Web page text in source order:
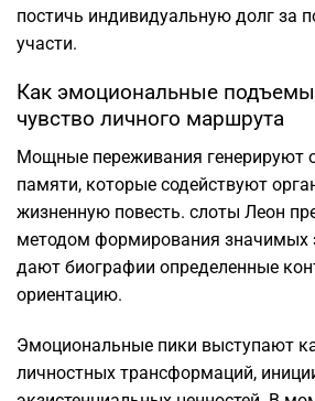
постичь индивидуальную долг за
участи.
Как эмоциональные
чувство личного маршрута
Мощные переживания генерируют
памяти, которые содействуют
жизненную повесть. слоты Леон
методом формирования значимых
дают биографии определенные
ориентацию.
Эмоциональные пики выступают
личностных трансформаций,